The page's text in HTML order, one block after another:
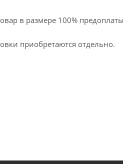
в размере 100%
приобретаются отдельно.